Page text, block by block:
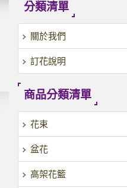
分類清單
關於我們
訂花說明
商品分類清單
花束
盆花
高架花籃